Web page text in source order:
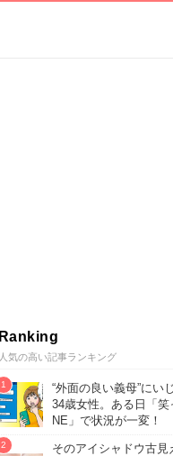
Ranking
人気の高い記事ランキング
“外面の良い義母”にい
34歳女性。ある日「笑
NE」で状況が一変！
そのアイシャドウ古見